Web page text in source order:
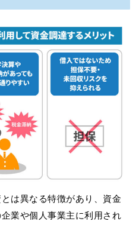
は異なる特徴があり、資金
業や個人事業主に利用され